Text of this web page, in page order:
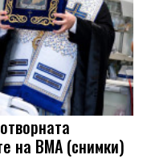
на ВМА (снимки)